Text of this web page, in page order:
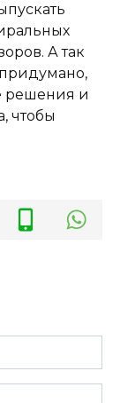
А так
решения и
чтобы